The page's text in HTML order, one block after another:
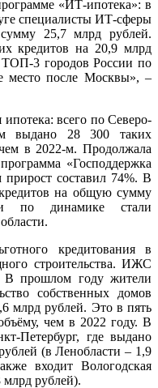
«ИТ-ипотека»: в
специалисты ИТ-сферы
25,7 млрд рублей.
кредитов на 20,9 млрд
ТОП-3 городов России по
место после Москвы», –
всего по Северо-
выдано 28 300 таких
в 2022-м. Продолжала
«Господдержка
составил 74%. В
на общую сумму
по динамике стали
кредитования в
строительства. ИЖС
В прошлом году жители
собственных домов
млрд рублей. Это в пять
чем в 2022 году. В
Петербург, где выдано
(в Ленобласти – 1,9
входит Вологодская
млрд рублей).